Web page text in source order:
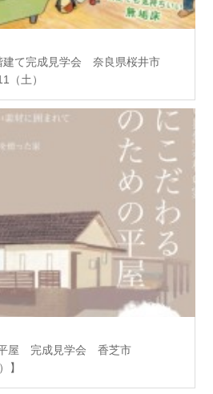
建て完成見学会 奈良県桜井市
（土）
屋 完成見学会 香芝市
】